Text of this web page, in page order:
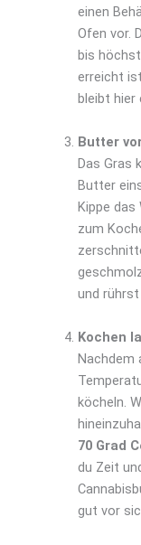
einen
Ofen vor.
bis
erreicht
bleibt hier
Butter
Das Gras
Butter
Kippe das
zum
und
Kochen
Nachdem
köcheln.
70 Grad
du Zeit
gut vor